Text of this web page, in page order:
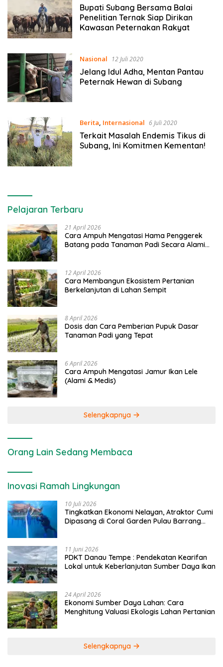
Bupati Subang Bersama Balai
Penelitian Ternak Siap Dirikan
Kawasan Peternakan Rakyat
Nasional 12 Juli 2020
Jelang Idul Adha, Mentan Pantau
Peternak Hewan di Subang
Berita, Internasional 6 Juli 2020
Terkait Masalah Endemis Tikus di
Subang, Ini Komitmen Kementan!
Pelajaran Terbaru
21 April 2026
Cara Ampuh Mengatasi Hama Penggerek
Batang pada Tanaman Padi Secara Alami
12 April 2026
Cara Membangun Ekosistem Pertanian
Berkelanjutan di Lahan Sempit
8 April 2026
Dosis dan Cara Pemberian Pupuk Dasar
Tanaman Padi yang Tepat
6 April 2026
Cara Ampuh Mengatasi Jamur Ikan Lele
(Alami & Medis)
Selengkapnya
Orang Lain Sedang Membaca
Inovasi Ramah Lingkungan
10 Juli 2026
Tingkatkan Ekonomi Nelayan, Atraktor Cumi
Dipasang di Coral Garden Pulau Barrang
11 Juni 2026
PDKT Danau Tempe : Pendekatan Kearifan
Lokal untuk Keberlanjutan Sumber Daya Ikan
24 April 2026
Ekonomi Sumber Daya Lahan: Cara
Menghitung Valuasi Ekologis Lahan Pertanian
Selengkapnya